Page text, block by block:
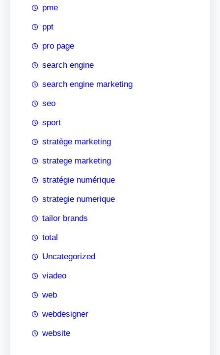
pme
ppt
pro page
search engine
search engine marketing
seo
sport
stratège marketing
stratege marketing
stratégie numérique
strategie numerique
tailor brands
total
Uncategorized
viadeo
web
webdesigner
website